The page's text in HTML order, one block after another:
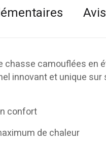
camouflées en
innovant et unique
confort
de chaleur